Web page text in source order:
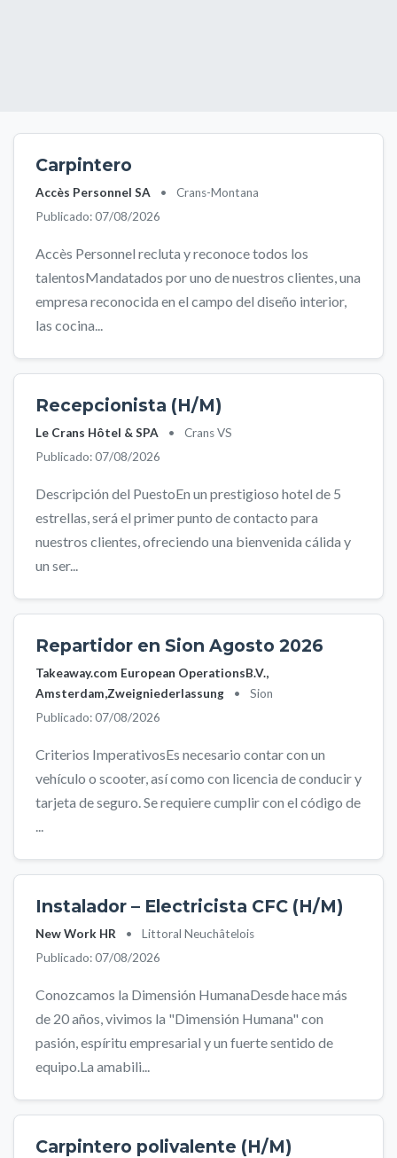
Carpintero
Accès Personnel SA •
Crans-Montana
Publicado: 07/08/2026
Accès Personnel recluta y reconoce todos los
talentosMandatados por uno de nuestros clientes, una
empresa reconocida en el campo del diseño interior,
las cocina...
Recepcionista (H/M)
Le Crans Hôtel & SPA •
Crans VS
Publicado: 07/08/2026
Descripción del PuestoEn un prestigioso hotel de 5
estrellas, será el primer punto de contacto para
nuestros clientes, ofreciendo una bienvenida cálida y
un ser...
Repartidor en Sion Agosto 2026
Takeaway.com European OperationsB.V.,
Amsterdam,Zweigniederlassung
•
Sion
Publicado: 07/08/2026
Criterios ImperativosEs necesario contar con un
vehículo o scooter, así como con licencia de conducir y
tarjeta de seguro. Se requiere cumplir con el código de
...
Instalador – Electricista CFC (H/M)
New Work HR •
Littoral Neuchâtelois
Publicado: 07/08/2026
Conozcamos la Dimensión HumanaDesde hace más
de 20 años, vivimos la "Dimensión Humana" con
pasión, espíritu empresarial y un fuerte sentido de
equipo.La amabili...
Carpintero polivalente (H/M)